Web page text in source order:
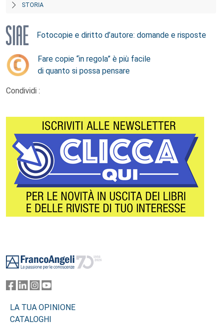
STORIA
Fotocopie e diritto d’autore: domande e risposte
Fare copie “in regola” è più facile
di quanto si possa pensare
Condividi :
LA TUA OPINIONE
CATALOGHI